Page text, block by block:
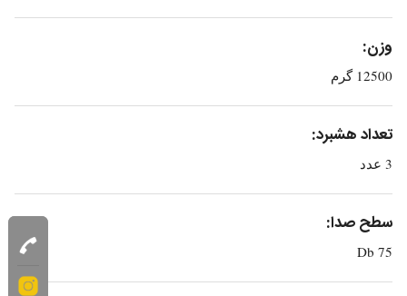
وزن:
12500 گرم
تعداد هشبرد:
3 عدد
سطح صدا:
75 Db